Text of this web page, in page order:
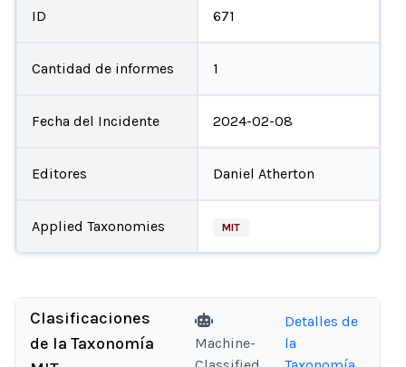
ID 671
Cantidad de informes 1
Fecha del Incidente 2024-02-08
Editores Daniel Atherton
Applied Taxonomies MIT
Clasificaciones
de la Taxonomía
Machine-
Detalles de
la